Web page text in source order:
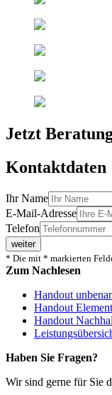
Jetzt
Kontaktdaten
Ihr Name
E-Mail-Adresse
Telefon
weiter
* Die mit * markierten
Zum Nachlesen
Handout
Handout
Handout
Haben Sie Fragen?
Wir sind gerne für Sie